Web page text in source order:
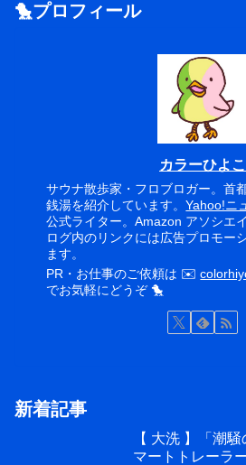
🐤プロフィール
カラーひよこ
サウナ散歩家・フロブロガー。首
銭湯を紹介しています。Yahoo!ニ
公式ライター。Amazon アソシエ
ログ内のリンクには広告プロモー
ます。
PR・お仕事のご依頼は ✉️
でお気軽にどうぞ 🐤
新着記事
【 大洗 】「潮
マートトレーラ